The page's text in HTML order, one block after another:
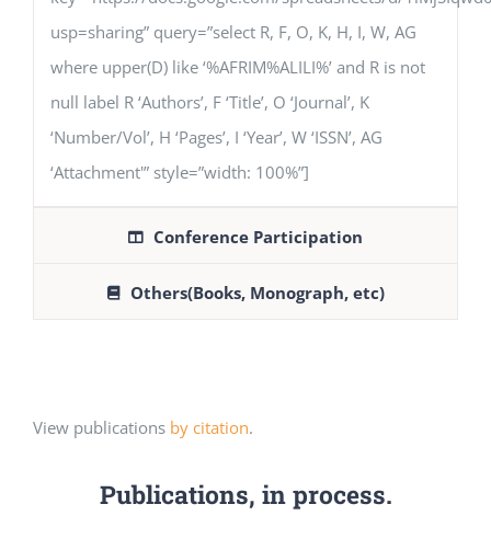
usp=sharing” query=”select R, F, O, K, H, I, W, AG
where upper(D) like ‘%AFRIM%ALILI%’ and R is not
null label R ‘Authors’, F ‘Title’, O ‘Journal’, K
‘Number/Vol’, H ‘Pages’, I ‘Year’, W ‘ISSN’, AG
‘Attachment'” style=”width: 100%”]
Conference Participation
Others(Books, Monograph, etc)
View publications by citation.
Publications, in process.